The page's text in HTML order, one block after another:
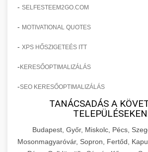
- SELFESTEEM2GO.COM
- MOTIVATIONAL QUOTES
- XPS HŐSZIGETEÉS ITT
- KERESŐOPTIMALIZÁLÁS
-SEO KERESŐOPTIMALIZÁLÁS
TANÁCSADÁS A
Budapest, Győr, Miskolc, Pécs,
Mosonmagyaróvár, Sopron, Fertőd,